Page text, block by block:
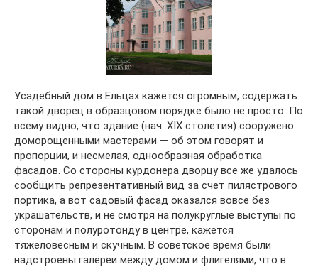
Усадебный дом в Ельцах кажется огромным, содержать
такой дворец в образцовом порядке было не просто. По
всему видно, что здание (нач. XIX столетия) сооружено
доморощенными мастерами — об этом говорят и
пропорции, и несмелая, однообразная обработка
фасадов. Со стороны курдонера дворцу все же удалось
сообщить репрезентативный вид за счет пилястрового
портика, а вот садовый фасад оказался вовсе без
украшательств, и не смотря на полукруглые выступы по
сторонам и полуротонду в центре, кажется
тяжеловесным и скучным. В советское время были
надстроены галереи между домом и флигелями, что в